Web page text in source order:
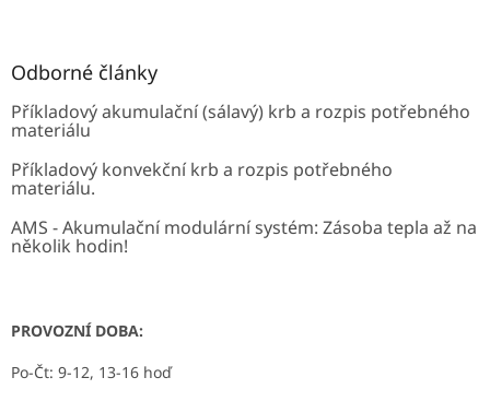
Odborné články
Příkladový akumulační (sálavý) krb a rozpis potřebného
materiálu
Příkladový konvekční krb a rozpis potřebného
materiálu.
AMS - Akumulační modulární systém: Zásoba tepla až na
několik hodin!
PROVOZNÍ DOBA:
Po-Čt: 9-12, 13-16 hoď